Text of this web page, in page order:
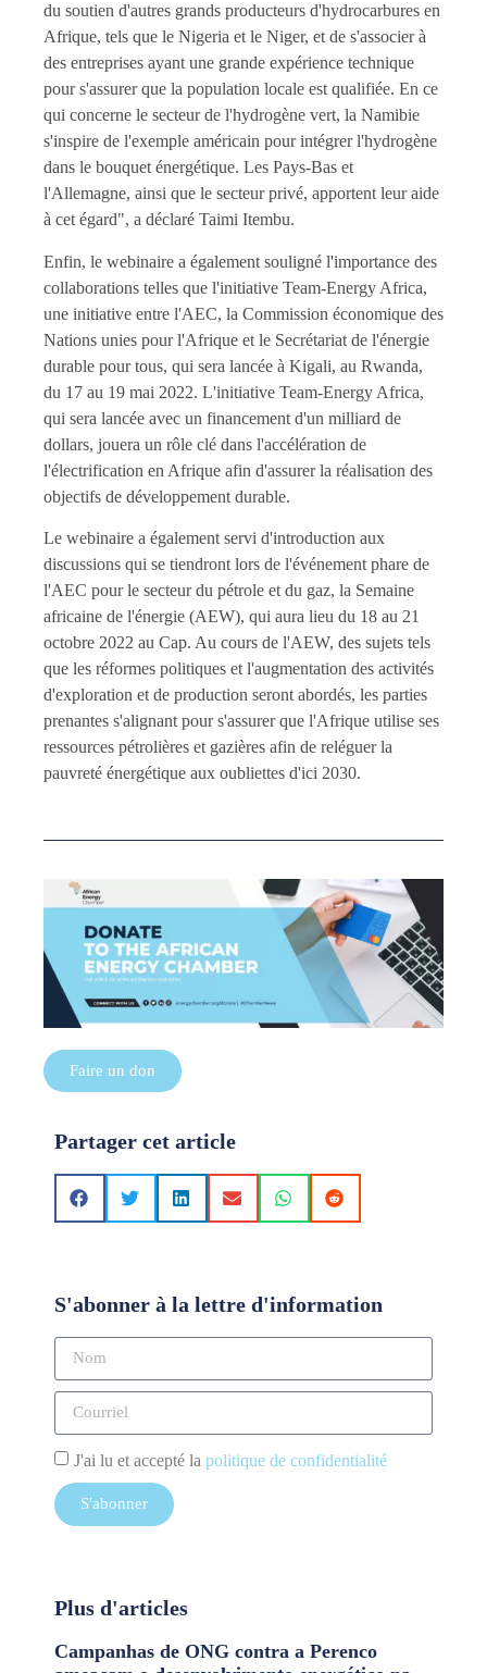
du soutien d'autres grands producteurs d'hydrocarbures en
Afrique, tels que le Nigeria et le Niger, et de s'associer à
des entreprises ayant une grande expérience technique
pour s'assurer que la population locale est qualifiée. En ce
qui concerne le secteur de l'hydrogène vert, la Namibie
s'inspire de l'exemple américain pour intégrer l'hydrogène
dans le bouquet énergétique. Les Pays-Bas et
l'Allemagne, ainsi que le secteur privé, apportent leur aide
à cet égard", a déclaré Taimi Itembu.
Enfin, le webinaire a également souligné l'importance des
collaborations telles que l'initiative Team-Energy Africa,
une initiative entre l'AEC, la Commission économique des
Nations unies pour l'Afrique et le Secrétariat de l'énergie
durable pour tous, qui sera lancée à Kigali, au Rwanda,
du 17 au 19 mai 2022. L'initiative Team-Energy Africa,
qui sera lancée avec un financement d'un milliard de
dollars, jouera un rôle clé dans l'accélération de
l'électrification en Afrique afin d'assurer la réalisation des
objectifs de développement durable.
Le webinaire a également servi d'introduction aux
discussions qui se tiendront lors de l'événement phare de
l'AEC pour le secteur du pétrole et du gaz, la Semaine
africaine de l'énergie (AEW), qui aura lieu du 18 au 21
octobre 2022 au Cap. Au cours de l'AEW, des sujets tels
que les réformes politiques et l'augmentation des activités
d'exploration et de production seront abordés, les parties
prenantes s'alignant pour s'assurer que l'Afrique utilise ses
ressources pétrolières et gazières afin de reléguer la
pauvreté énergétique aux oubliettes d'ici 2030.
Faire un don
Partager cet article
S'abonner à la lettre d'information
J'ai lu et accepté la politique de confidentialité
S'abonner
Plus d'articles
Campanhas de ONG contra a Perenco